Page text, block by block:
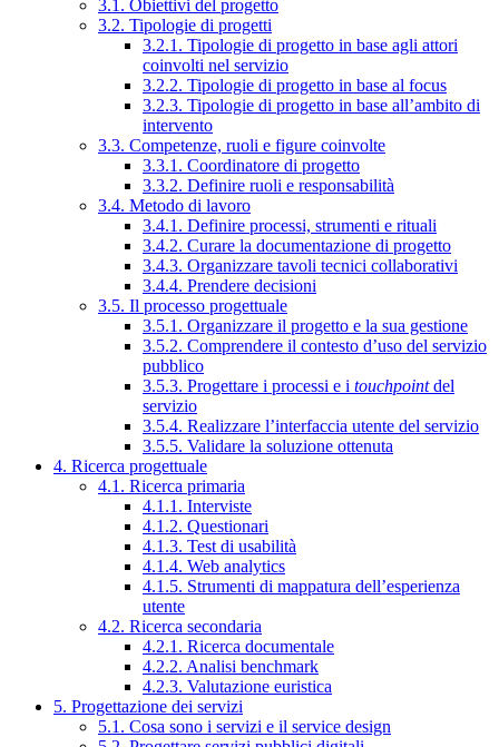
3.1. Obiettivi del progetto
3.2. Tipologie di progetti
3.2.1. Tipologie di progetto in base agli attori
coinvolti nel servizio
3.2.2. Tipologie di progetto in base al focus
3.2.3. Tipologie di progetto in base all’ambito di
intervento
3.3. Competenze, ruoli e figure coinvolte
3.3.1. Coordinatore di progetto
3.3.2. Definire ruoli e responsabilità
3.4. Metodo di lavoro
3.4.1. Definire processi, strumenti e rituali
3.4.2. Curare la documentazione di progetto
3.4.3. Organizzare tavoli tecnici collaborativi
3.4.4. Prendere decisioni
3.5. Il processo progettuale
3.5.1. Organizzare il progetto e la sua gestione
3.5.2. Comprendere il contesto d’uso del servizio
pubblico
3.5.3. Progettare i processi e i touchpointdel
servizio
3.5.4. Realizzare l’interfaccia utente del servizio
3.5.5. Validare la soluzione ottenuta
4. Ricerca progettuale
4.1. Ricerca primaria
4.1.1. Interviste
4.1.2. Questionari
4.1.3. Test di usabilità
4.1.4. Web analytics
4.1.5. Strumenti di mappatura dell’esperienza
utente
4.2. Ricerca secondaria
4.2.1. Ricerca documentale
4.2.2. Analisi benchmark
4.2.3. Valutazione euristica
5. Progettazione dei servizi
5.1. Cosa sono i servizi e il service design